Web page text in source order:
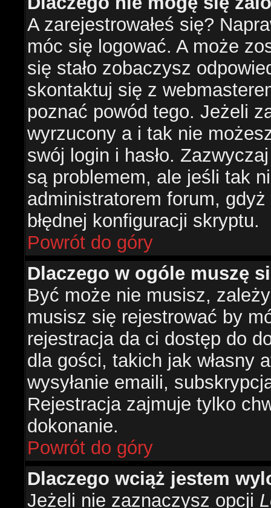
A zarejestrowałeś się?
móc się logować. A może
się stało zobaczysz
skontaktuj się z
poznać powód tego. Jeżeli
wyrzucony a i tak nie
swój login i hasło.
są problemem, ale jeśli tak
administratorem forum,
błędnej konfiguracji skryptu.
Powrót do góry
Dlaczego w ogóle muszę
Być może nie musisz,
musisz się rejestrować by
rejestracja da ci dostęp do
dla gości, takich jak własny
wysyłanie emaili,
Rejestracja zajmuje tylko
dokonanie.
Powrót do góry
Dlaczego wciąż jestem
Jeżeli nie zaznaczysz opcji